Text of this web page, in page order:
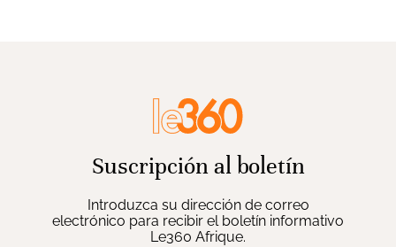
Suscripción al boletín
Introduzca su dirección de correo
electrónico para recibir el boletín informativo
Le360 Afrique.